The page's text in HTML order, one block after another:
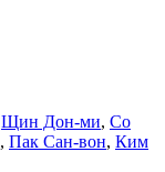
Щин Дон-ми, Со
, Пак Сан-вон, Ким